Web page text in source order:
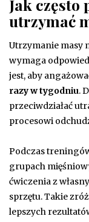
Jak często
utrzymać
Utrzymanie masy
wymaga
jest, aby
razy w tygodniu.
przeciwdziałać
procesowi
Podczas
grupach
ćwiczenia z
sprzętu. Takie
lepszych